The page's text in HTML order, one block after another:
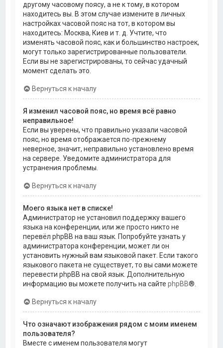
другому часовому поясу, а не к тому, в котором
находитесь вы. В этом случае измените в личных
настройках часовой пояс на тот, в котором вы
находитесь: Москва, Киев и т. д. Учтите, что
изменять часовой пояс, как и большинство настроек,
могут только зарегистрированные пользователи.
Если вы не зарегистрированы, то сейчас удачный
момент сделать это.
Вернуться к началу
Я изменил часовой пояс, но время всё равно
неправильное!
Если вы уверены, что правильно указали часовой
пояс, но время отображается по-прежнему
неверное, значит, неправильно установлено время
на сервере. Уведомите администратора для
устранения проблемы.
Вернуться к началу
Моего языка нет в списке!
Администратор не установил поддержку вашего
языка на конференции, или же просто никто не
перевёл phpBB на ваш язык. Попробуйте узнать у
администратора конференции, может ли он
установить нужный вам языковой пакет. Если такого
языкового пакета не существует, то вы сами можете
перевести phpBB на свой язык. Дополнительную
информацию вы можете получить на сайтеphpBB®.
Вернуться к началу
Что означают изображения рядом с моим именем
пользователя?
Вместе с именем пользователя могут